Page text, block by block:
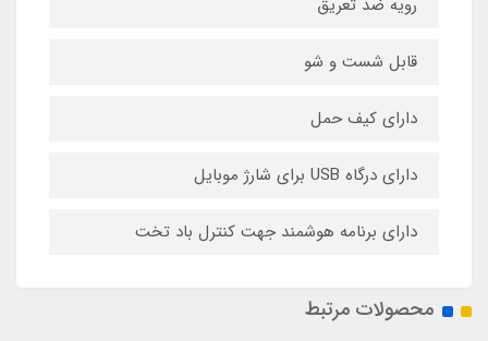
قابل شست و شو
دارای کیف حمل
دارای درگاه USB برای شارژ موبایل
دارای برنامه هوشمند جهت کنترل باد تخت
محصولات مرتبط